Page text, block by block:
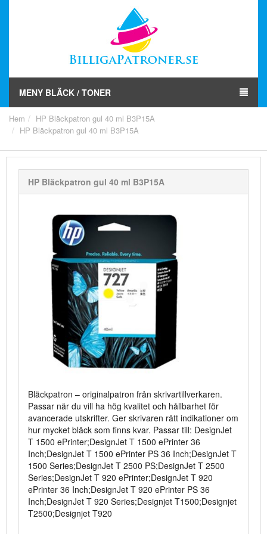
MENY BLÄCK / TONER
Hem
HP Bläckpatron gul 40 ml B3P15A
HP Bläckpatron gul 40 ml B3P15A
HP Bläckpatron gul 40 ml B3P15A
Bläckpatron – originalpatron från skrivartillverkaren.
Passar när du vill ha hög kvalitet och hållbarhet för
avancerade utskrifter. Ger skrivaren rätt indikationer om
hur mycket bläck som finns kvar. Passar till: DesignJet
T 1500 ePrinter;DesignJet T 1500 ePrinter 36
Inch;DesignJet T 1500 ePrinter PS 36 Inch;DesignJet T
1500 Series;DesignJet T 2500 PS;DesignJet T 2500
Series;DesignJet T 920 ePrinter;DesignJet T 920
ePrinter 36 Inch;DesignJet T 920 ePrinter PS 36
Inch;DesignJet T 920 Series;Designjet T1500;Designjet
T2500;Designjet T920